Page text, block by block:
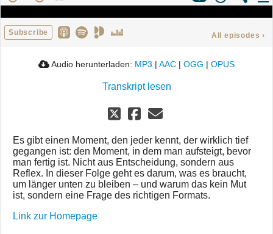
Subscribe All episodes ›
Audio herunterladen: MP3 | AAC | OGG | OPUS
Transkript lesen
Es gibt einen Moment, den jeder kennt, der wirklich tief
gegangen ist: den Moment, in dem man aufsteigt, bevor
man fertig ist. Nicht aus Entscheidung, sondern aus
Reflex. In dieser Folge geht es darum, was es braucht,
um länger unten zu bleiben – und warum das kein Mut
ist, sondern eine Frage des richtigen Formats.
Link zur Homepage